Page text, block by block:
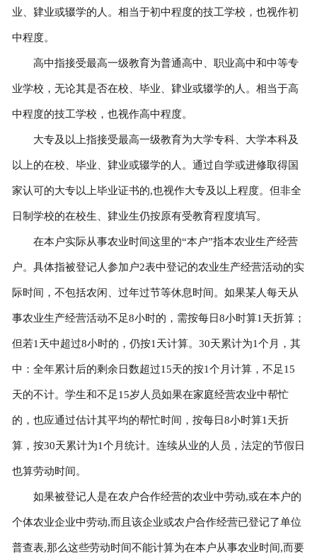
业、肄业或辍学的人。相当于初中程度的技工学校，也视作初
中程度。
高中指接受最高一级教育为普通高中、职业高中和中等专
业学校，无论其是否在校、毕业、肄业或辍学的人。相当于高
中程度的技工学校，也视作高中程度。
大专及以上指接受最高一级教育为大学专科、大学本科及
以上的在校、毕业、肄业或辍学的人。通过自学或进修取得国
家认可的大专以上毕业证书的,也视作大专及以上程度。但非全
日制学校的在校生、肄业生仍按原有受教育程度填写。
在本户实际从事农业时间这里的“本户”指本农业生产经营
户。具体指被登记人参加户2表中登记的农业生产经营活动的实
际时间，不包括农闲、过年过节等休息时间。如果某人每天从
事农业生产经营活动不足8小时的，需按每日8小时算1天折算；
但若1天中超过8小时的，仍按1天计算。30天累计为1个月，其
中：全年累计后的剩余日数超过15天的按1个月计算，不足15
天的不计。学生和不足15岁人员如果在家庭经营农业中帮忙
的，也应通过估计其平均的帮忙时间，按每日8小时算1天折
算，按30天累计为1个月统计。连续从业的人员，法定的节假日
也算劳动时间。
如果被登记人是在农户合作经营的农业中劳动,或在本户的
个体农业企业中劳动,而且该企业或农户合作经营已登记了单位
普查表,那么这些劳动时间不能计算为在本户从事农业时间,而要